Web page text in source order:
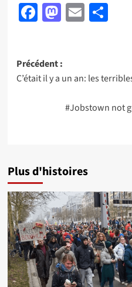
Facebook
Email
Navigation
d’article
Précédent :
C’était il y a un an: les
#Jobstown not
Plus d'histoires